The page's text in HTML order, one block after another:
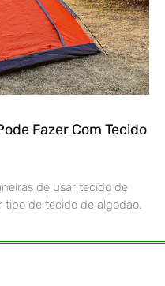
Fazer Com Tecido
de usar tecido de
de tecido de algodão.